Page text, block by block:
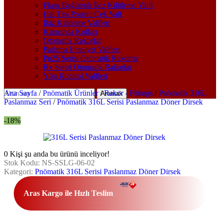
Flanş Bağlantılı İkiz Kilitleme Valfi
Hat Tipi Popetli Çek Valf
İkiz Kilitleme Valfleri
Kumanda Kolları
Otomatik Rakorlar
Patlama Emniyet Valfleri
Pn25 Serisi Otomatik Rakorlar
Rx Serisi Otomatik Rakorlar
Yön Kontrol Valfleri
Aramak
Ana Sayfa / Pnömatik Ürünler/ Rakor - Fittings / Pnömatik 316L
Paslanmaz Seri / Pnömatik 316L Serisi Paslanmaz Döner Dirsek
-18%
0 Kişi şu anda bu ürünü inceliyor!
Stok Kodu: NS-SSLG-06-02
Kategori: Pnömatik 316L Serisi Paslanmaz Döner Dirsek
Aras Kargo ile Hızlı Teslim